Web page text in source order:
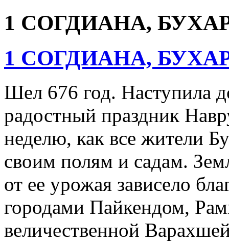
1 СОГДИАНА,
1 СОГДИАНА,
Шел 676 год. Наступила
радостный праздник
неделю, как все жители
своим полям и садам.
от ее урожая зависело
городами Пайкендом,
величественной